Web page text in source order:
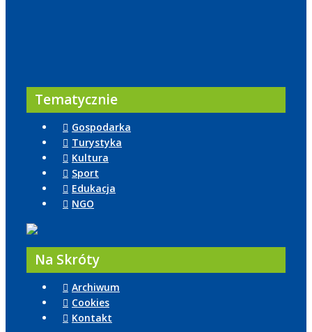
Tematycznie
Gospodarka
Turystyka
Kultura
Sport
Edukacja
NGO
Na Skróty
Archiwum
Cookies
Kontakt